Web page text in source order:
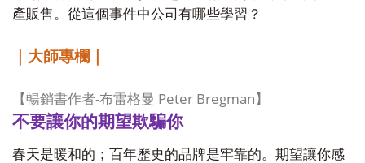
產販售。從這個事件中公司有哪些學習？
｜大師專欄｜
【暢銷書作者-布雷格曼 Peter Bregman 】
不要讓你的期望欺騙你
春天是暖和的；百年歷史的品牌是牢靠的。期望讓你感